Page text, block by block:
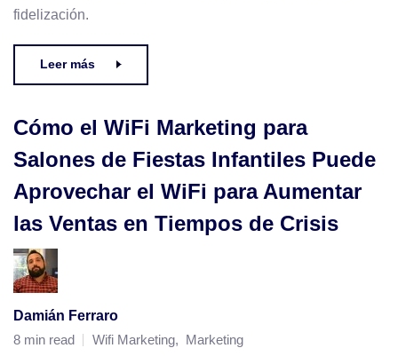
fidelización.
Leer más
Cómo el WiFi Marketing para
Salones de Fiestas Infantiles Puede
Aprovechar el WiFi para Aumentar
las Ventas en Tiempos de Crisis
Damián Ferraro
8 min read
Wifi Marketing, Marketing